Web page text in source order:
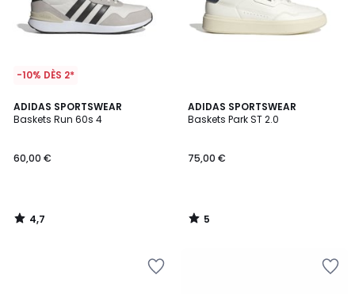
-10% DÈS 2*
ADIDAS SPORTSWEAR
Baskets Run 60s 4
60,00 €
4,7
/ 5
4,7
/
ADIDAS SPORTSWEAR
Baskets Park ST 2.0
75,00 €
5
/
5
/